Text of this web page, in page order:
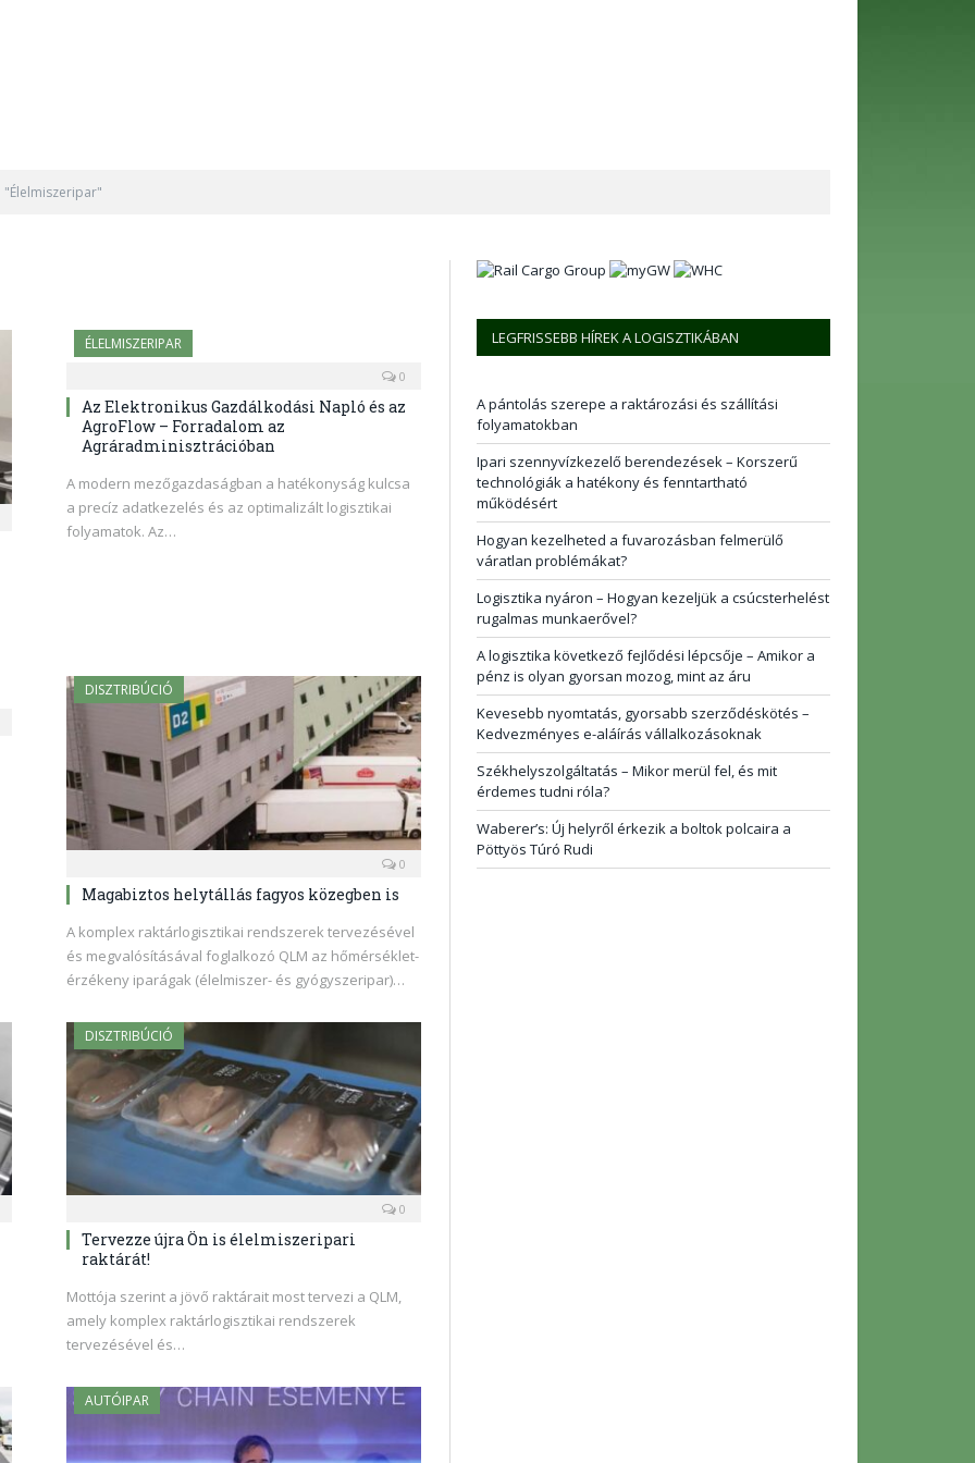
"Élelmiszeripar"
ÉLELMISZERIPAR
0
Az Elektronikus Gazdálkodási Napló és az
AgroFlow – Forradalom az
Agráradminisztrációban
A modern mezőgazdaságban a hatékonyság kulcsa
a precíz adatkezelés és az optimalizált logisztikai
folyamatok. Az…
DISZTRIBÚCIÓ
0
Magabiztos helytállás fagyos közegben is
A komplex raktárlogisztikai rendszerek tervezésével
és megvalósításával foglalkozó QLM az hőmérséklet-
érzékeny iparágak (élelmiszer- és gyógyszeripar)…
DISZTRIBÚCIÓ
0
Tervezze újra Ön is élelmiszeripari
raktárát!
Mottója szerint a jövő raktárait most tervezi a QLM,
amely komplex raktárlogisztikai rendszerek
tervezésével és…
AUTÓIPAR
LEGFRISSEBB HÍREK A LOGISZTIKÁBAN
A pántolás szerepe a raktározási és szállítási
folyamatokban
Ipari szennyvízkezelő berendezések – Korszerű
technológiák a hatékony és fenntartható
működésért
Hogyan kezelheted a fuvarozásban felmerülő
váratlan problémákat?
Logisztika nyáron – Hogyan kezeljük a csúcsterhelést
rugalmas munkaerővel?
A logisztika következő fejlődési lépcsője – Amikor a
pénz is olyan gyorsan mozog, mint az áru
Kevesebb nyomtatás, gyorsabb szerződéskötés –
Kedvezményes e-aláírás vállalkozásoknak
Székhelyszolgáltatás – Mikor merül fel, és mit
érdemes tudni róla?
Waberer’s: Új helyről érkezik a boltok polcaira a
Pöttyös Túró Rudi